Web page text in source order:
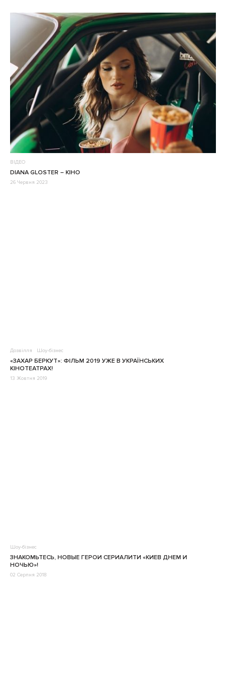
ВІДЕО
DIANA GLOSTER – КІНО
26 Червня 2023
Дозвілля Шоу-бізнес
«ЗАХАР БЕРКУТ»: ФІЛЬМ 2019 УЖЕ В УКРАЇНСЬКИХ
КІНОТЕАТРАХ!
13 Жовтня 2019
Шоу-бізнес
ЗНАКОМЬТЕСЬ, НОВЫЕ ГЕРОИ СЕРИАЛИТИ «КИЕВ ДНЕМ И
НОЧЬЮ»!
02 Серпня 2018